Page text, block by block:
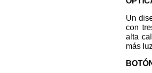
Un
con
alta
más